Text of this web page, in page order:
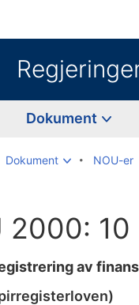
Dokument
Dokument NOU-er
2000: 10
av